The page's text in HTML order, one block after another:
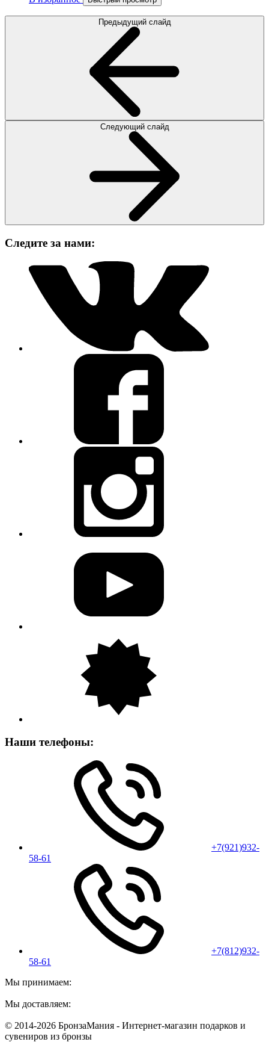
Предыдущий слайд
Следующий слайд
Следите за нами:
Наши телефоны:
+7(921)932-
58-61
+7(812)932-
58-61
Мы принимаем:
Мы доставляем:
© 2014-2026 БронзаМания - Интернет-магазин подарков и
сувениров из бронзы